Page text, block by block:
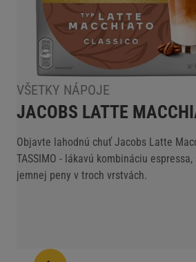
VŠETKY NÁPOJE
JACOBS LATTE
Objavte lahodnú chuť Jacobs Latte
TASSIMO - lákavú kombináciu
jemnej peny v troch vrstvách.